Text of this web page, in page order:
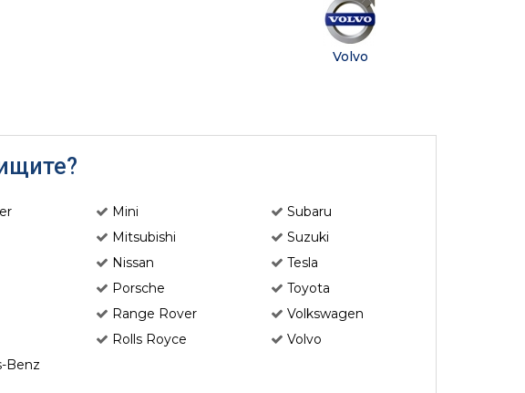
Volvo
Benz
Mini
Mitsubishi
Nissan
Porsche
Range Rover
Rolls Royce
Subaru
Suzuki
Tesla
Toyota
Volkswagen
Volvo